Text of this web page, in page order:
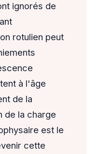
ignorés de
rotulien peut
à l'âge
de la
de la charge
est le
cette